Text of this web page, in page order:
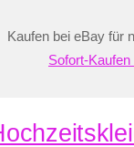
Kaufen bei eBay für
Sofort-